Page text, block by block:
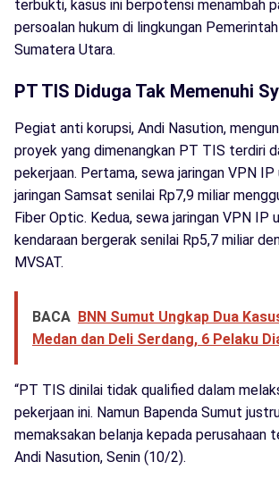
terbukti, kasus ini berpotensi menambah
persoalan hukum di lingkungan
Sumatera Utara.
PT TIS Diduga Tak Memenuhi
Pegiat anti korupsi, Andi Nasution,
proyek yang dimenangkan PT TIS terdiri
pekerjaan. Pertama, sewa jaringan VPN
jaringan Samsat senilai Rp7,9 miliar
Fiber Optic. Kedua, sewa jaringan VPN IP
kendaraan bergerak senilai Rp5,7 miliar
MVSAT.
BACA BNN Sumut Ungkap Dua
Medan dan Deli Serdang, 6 Pelaku
“PT TIS dinilai tidak qualified dalam
pekerjaan ini. Namun Bapenda Sumut
memaksakan belanja kepada perusahaan
Andi Nasution, Senin (10/2).